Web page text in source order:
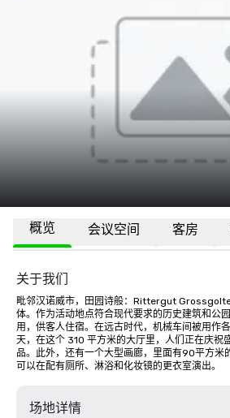
概览 会议空间 客房
关于我们
毗邻汉诺威市，田园诗般：Rittergut
体。作为活动地点符合现代要求的历史建筑和公
用，供客人住宿。在远古时代，机械车间被用作
天，在这个 310 平方米的大厅里，人们正在庆祝
品。此外，还有一个大型画廊，里面有90平方米
可以在配有厕所、淋浴和化妆镜的更衣室演出。
场地详情